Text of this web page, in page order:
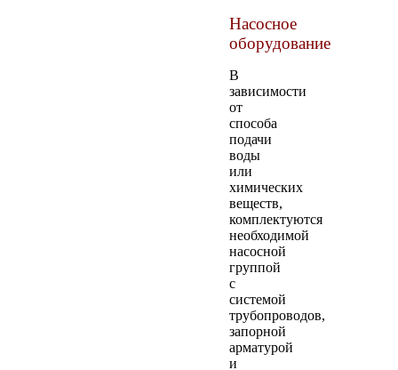
Насосное
оборудование
В
зависимости
от
способа
подачи
воды
или
химических
веществ,
комплектуются
необходимой
насосной
группой
с
системой
трубопроводов,
запорной
арматурой
и